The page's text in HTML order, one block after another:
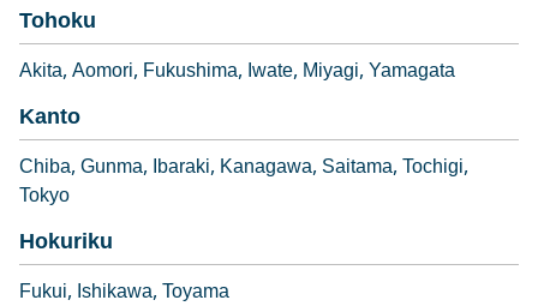
Tohoku
Akita Aomori Fukushima Iwate Miyagi Yamagata
Kanto
Chiba Gunma Ibaraki Kanagawa Saitama Tochigi
Tokyo
Hokuriku
Fukui Ishikawa Toyama